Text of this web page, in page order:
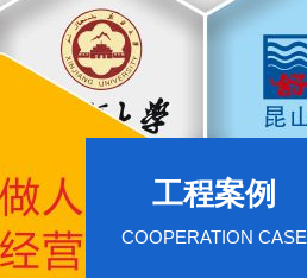
工程案例
COOPERATION CASE